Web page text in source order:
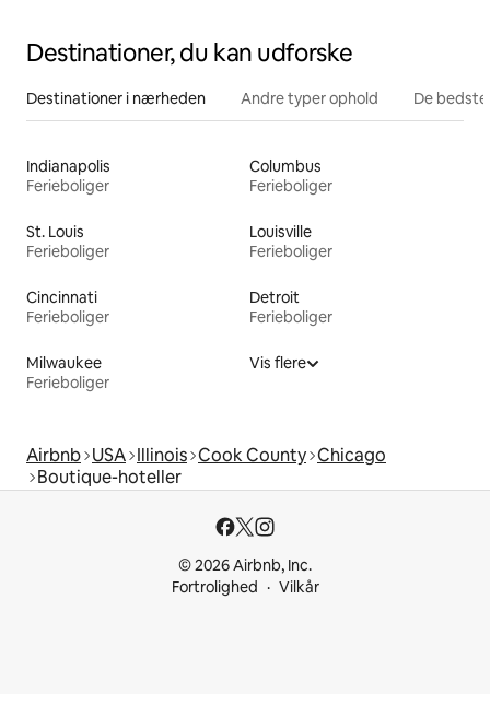
Destinationer, du kan udforske
Destinationer i nærheden Andre typer ophold De
Indianapolis
Ferieboliger
Columbus
Ferieboliger
St. Louis
Ferieboliger
Louisville
Ferieboliger
Cincinnati
Ferieboliger
Detroit
Ferieboliger
Milwaukee
Ferieboliger
Vis flere
Airbnb USA Illinois Cook County Chicago
Boutique-hoteller
© 2026 Airbnb, Inc.
Fortrolighed
Vilkår